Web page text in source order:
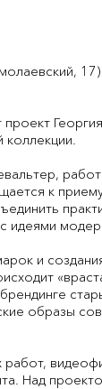
17)
коллекции.
к
идеями
и
образы
Над